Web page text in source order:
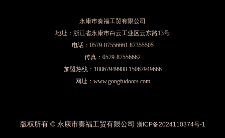
永康市奏福工贸有限公司
地址：浙江省永康市白云工业区云东路13号
电话：0579-87556661 87355505
传真：0579-87556662
加盟热线：18867949988 15067949666
网址：www.gongfudoors.com
版权所有 © 永康市奏福工贸有限公司 浙ICP备2024110374号-1